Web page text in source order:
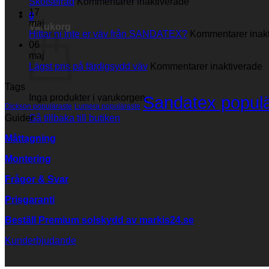
0
Varukorg
Inga produkter i varukorgen.
Gå tillbaka till butiken
17
maj
Hittar ni inte er väv från SANDATEX? Kommentarer
06
maj
Lägst pris på färdigsydd väv Kommentarer inaktiverade
Tags
Dickson populäraste Lumera populäraste Sandatex
Guider
Måttagning
Montering
Frågor & Svar
Prisgaranti
Beställ Premium solskydd av markis24.se
Kunderbjudande